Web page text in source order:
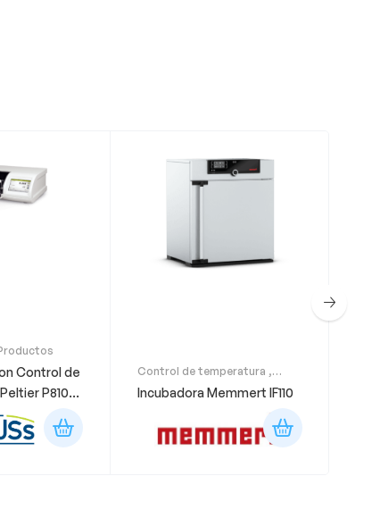
Control de
P8100-
Control de temperatura ,
Incubadora Memmert IF110